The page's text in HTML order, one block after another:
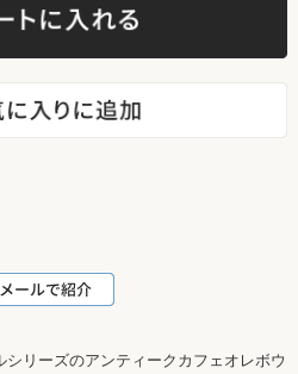
リーズのアンティークカフェオレボウ